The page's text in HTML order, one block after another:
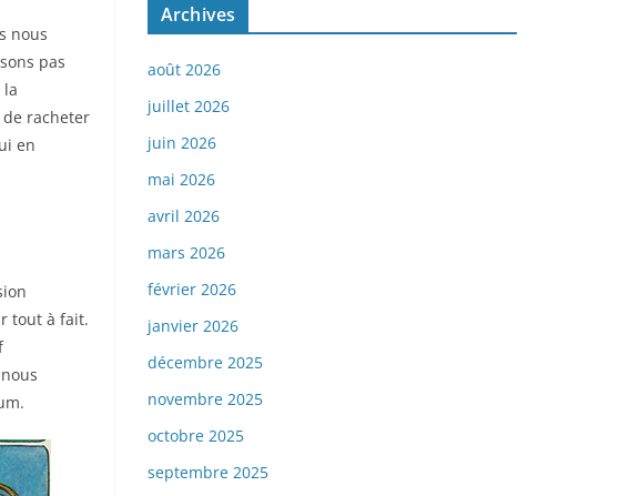
nous
pas
la
racheter
en
tout à fait.
Archives
août 2026
juillet 2026
juin 2026
mai 2026
avril 2026
mars 2026
février 2026
janvier 2026
décembre 2025
novembre 2025
octobre 2025
septembre 2025